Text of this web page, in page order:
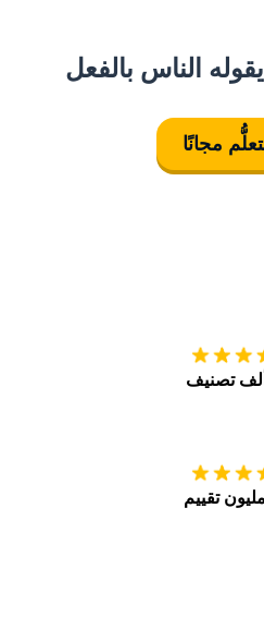
الناس بالفعل
مجانًا